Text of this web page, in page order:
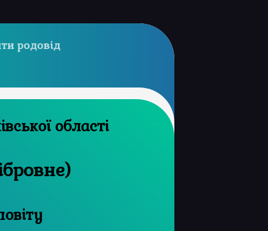
родовід
архів Харківської області